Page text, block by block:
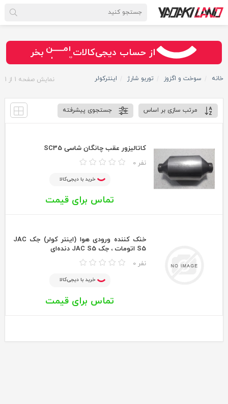
از حساب دیجی‌کالات
امـــــن
قـسـطی بخر
خانه سوخت و اگزوز توربو شارژ اینترکولر نمایش صفحه 1 از 1
مرتب سازی بر اساس جستجوی پیشرفته
کاتالیزور عقب چانگان شاسی SC35
0 نفر
خرید با دیجی‌کالا
تماس برای قیمت
خنک کننده ورودی هوا (اینتر کولر) جک JAC
S5 اتومات ، جک JAC S5 دنده‌ای
0 نفر
خرید با دیجی‌کالا
تماس برای قیمت